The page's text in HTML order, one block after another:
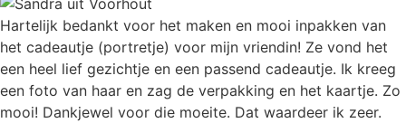
Hartelijk bedankt voor het maken en mooi inpakken van
het cadeautje (portretje) voor mijn vriendin! Ze vond het
een heel lief gezichtje en een passend cadeautje. Ik kreeg
een foto van haar en zag de verpakking en het kaartje. Zo
mooi! Dankjewel voor die moeite. Dat waardeer ik zeer.